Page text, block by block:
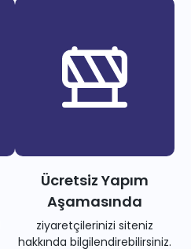
Ücretsiz Yapım
Aşamasında
ziyaretçilerinizi siteniz
hakkında bilgilendirebilirsiniz.